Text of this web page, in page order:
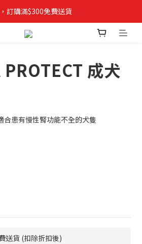
訂購滿$300免費送貨
會員📝購物儲積分, 積分當錢用
成犬
合患有慢性腎功能不全的犬隻
送貨 (扣除折扣後)